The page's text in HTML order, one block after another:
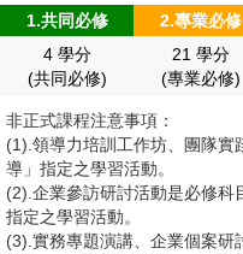
1.共同必修 2.專業必修
4 學分
(共同必修)
21 學分
(專業必修)
非正式課程注意事項：
(1).領導力培訓工作坊、團隊實
導」指定之學習活動。
(2).企業參訪研討活動是必修科
指定之學習活動。
(3).實務專題演講、企業個案研